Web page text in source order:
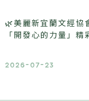
🌿美麗新宜蘭文經協
「開發心的力量」
2026-07-23